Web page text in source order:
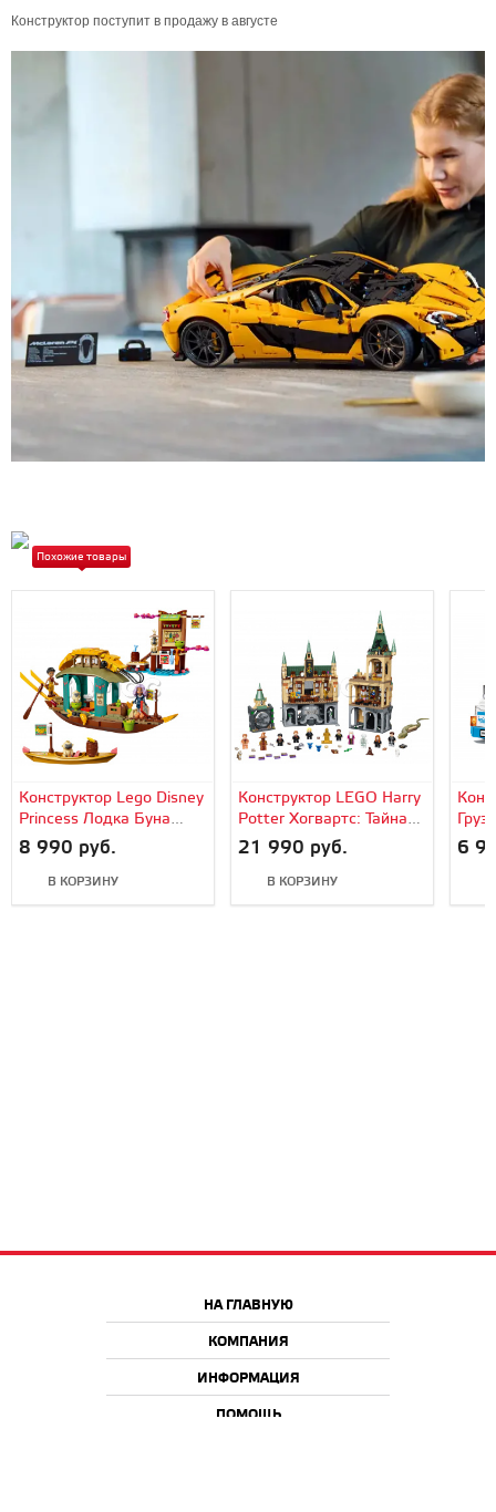
Конструктор поступит в продажу в августе
Похожие товары
Конструктор Lego Disney
Princess Лодка Буна
(43185)
8 990 руб.
В КОРЗИНУ
Конструктор LEGO Harry
Potter Хогвартс: Тайная
комната (76389)
21 990 руб.
В КОРЗИНУ
6
НА ГЛАВНУЮ
КОМПАНИЯ
ИНФОРМАЦИЯ
ПОМОЩЬ